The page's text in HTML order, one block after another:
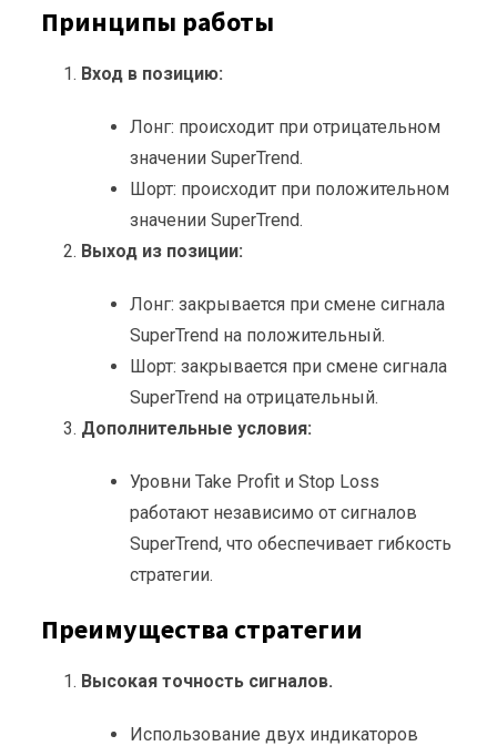
Принципы работы
Вход в позицию:
Лонг: происходит при отрицательном
значении SuperTrend.
Шорт: происходит при положительном
значении SuperTrend.
Выход из позиции:
Лонг: закрывается при смене сигнала
SuperTrend на положительный.
Шорт: закрывается при смене сигнала
SuperTrend на отрицательный.
Дополнительные условия:
Уровни Take Profit и Stop Loss
работают независимо от сигналов
SuperTrend, что обеспечивает гибкость
стратегии.
Преимущества стратегии
Высокая точность сигналов.
Использование двух индикаторов